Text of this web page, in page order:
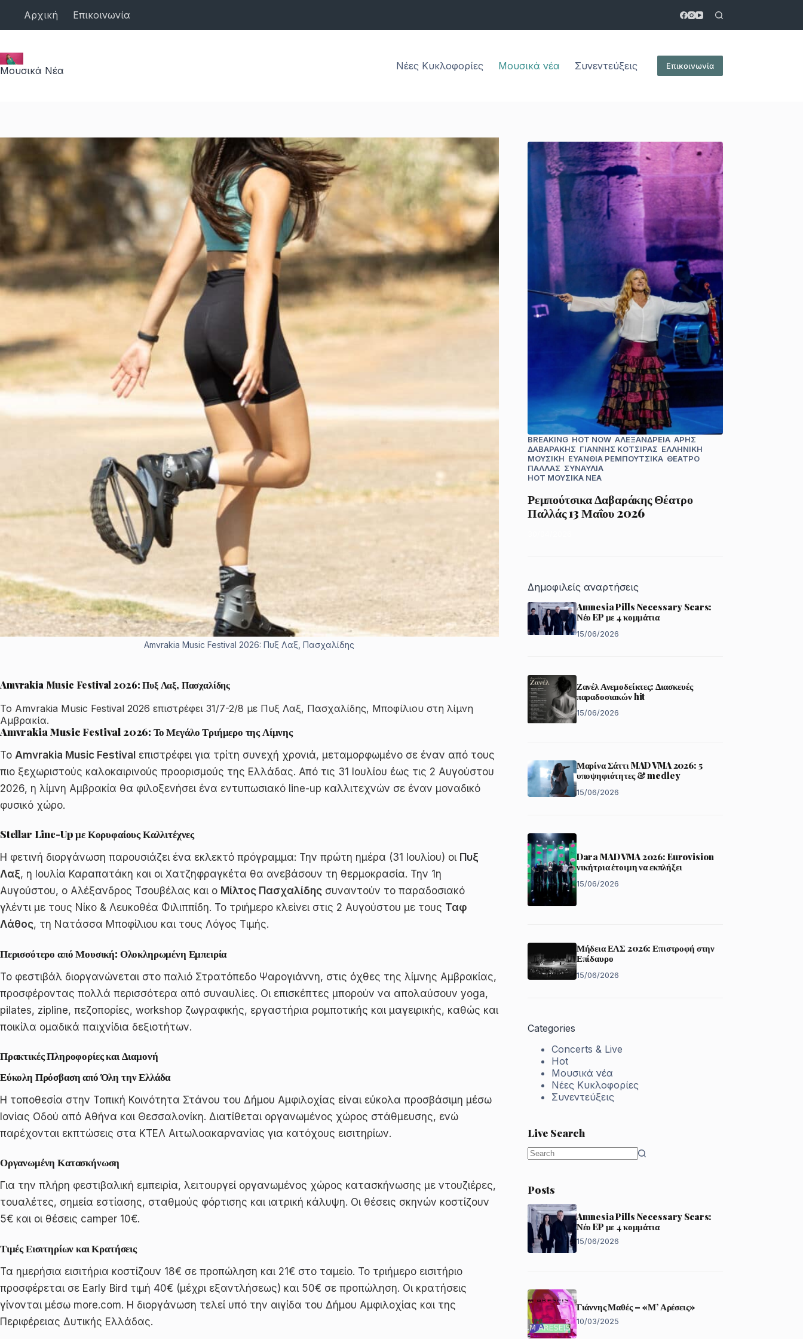
περιεχόμενο
Αρχική Επικοινωνία
Μουσικά Νέα Νέες Κυκλοφορίες Μουσικά νέα Συνεντεύξεις Επικοινωνία
Amvrakia Music Festival 2026: Πυξ Λαξ, Πασχαλίδης
Amvrakia Music Festival 2026: Πυξ Λαξ, Πασχαλίδης
Το Amvrakia Music Festival 2026 επιστρέφει 31/7-2/8 με Πυξ Λαξ, Πασχαλίδης, Μποφίλιου στη λίμνη
Αμβρακία.
Amvrakia Music Festival 2026: Το Μεγάλο Τριήμερο της Λίμνης
Το Amvrakia Music Festival επιστρέφει για τρίτη συνεχή χρονιά, μεταμορφωμένο σε έναν από τους
πιο ξεχωριστούς καλοκαιρινούς προορισμούς της Ελλάδας. Από τις 31 Ιουλίου έως τις 2 Αυγούστου
2026, η λίμνη Αμβρακία θα φιλοξενήσει ένα εντυπωσιακό line-up καλλιτεχνών σε έναν μοναδικό
φυσικό χώρο.
Stellar Line-Up με Κορυφαίους Καλλιτέχνες
Η φετινή διοργάνωση παρουσιάζει ένα εκλεκτό πρόγραμμα: Την πρώτη ημέρα (31 Ιουλίου) οι Πυξ
Λαξ, η Ιουλία Καραπατάκη και οι Χατζηφραγκέτα θα ανεβάσουν τη θερμοκρασία. Την 1η
Αυγούστου, ο Αλέξανδρος Τσουβέλας και ο Μίλτος Πασχαλίδης συναντούν το παραδοσιακό
γλέντι με τους Νίκο & Λευκοθέα Φιλιππίδη. Το τριήμερο κλείνει στις 2 Αυγούστου με τους Ταφ
Λάθος, τη Νατάσσα Μποφίλιου και τους Λόγος Τιμής.
Περισσότερο από Μουσική: Ολοκληρωμένη Εμπειρία
Το φεστιβάλ διοργανώνεται στο παλιό Στρατόπεδο Ψαρογιάννη, στις όχθες της λίμνης Αμβρακίας,
προσφέροντας πολλά περισσότερα από συναυλίες. Οι επισκέπτες μπορούν να απολαύσουν yoga,
pilates, zipline, πεζοπορίες, workshop ζωγραφικής, εργαστήρια ρομποτικής και μαγειρικής, καθώς και
ποικίλα ομαδικά παιχνίδια δεξιοτήτων.
Πρακτικές Πληροφορίες και Διαμονή
Εύκολη Πρόσβαση από Όλη την Ελλάδα
Η τοποθεσία στην Τοπική Κοινότητα Στάνου του Δήμου Αμφιλοχίας είναι εύκολα προσβάσιμη μέσω
Ιονίας Οδού από Αθήνα και Θεσσαλονίκη. Διατίθεται οργανωμένος χώρος στάθμευσης, ενώ
παρέχονται εκπτώσεις στα ΚΤΕΛ Αιτωλοακαρνανίας για κατόχους εισιτηρίων.
Οργανωμένη Κατασκήνωση
Για την πλήρη φεστιβαλική εμπειρία, λειτουργεί οργανωμένος χώρος κατασκήνωσης με ντουζιέρες,
τουαλέτες, σημεία εστίασης, σταθμούς φόρτισης και ιατρική κάλυψη. Οι θέσεις σκηνών κοστίζουν
5€ και οι θέσεις camper 10€.
Τιμές Εισιτηρίων και Κρατήσεις
Τα ημερήσια εισιτήρια κοστίζουν 18€ σε προπώληση και 21€ στο ταμείο. Το τριήμερο εισιτήριο
προσφέρεται σε Early Bird τιμή 40€ (μέχρι εξαντλήσεως) και 50€ σε προπώληση. Οι κρατήσεις
γίνονται μέσω more.com. Η διοργάνωση τελεί υπό την αιγίδα του Δήμου Αμφιλοχίας και της
Περιφέρειας Δυτικής Ελλάδας.
BREAKING HOT NOW ΑΛΕΞΆΝΔΡΕΙΑ ΆΡΗΣ
ΔΑΒΑΡΆΚΗΣ ΓΙΆΝΝΗΣ ΚΌΤΣΙΡΑΣ ΕΛΛΗΝΙΚΉ
ΜΟΥΣΙΚΉ ΕΥΑΝΘΊΑ ΡΕΜΠΟΎΤΣΙΚΑ ΘΈΑΤΡΟ
ΠΑΛΛΆΣ ΣΥΝΑΥΛΊΑ
HOT ΜΟΥΣΙΚΆ ΝΈΑ
Ρεμπούτσικα Δαβαράκης Θέατρο
Παλλάς 13 Μαΐου 2026
Δημοφιλείς αναρτήσεις
Amnesia Pills Necessary Scars:
Νέο EP με 4 κομμάτια
15/06/2026
Ζανέλ Ανεμοδείκτες: Διασκευές
παραδοσιακών hit
15/06/2026
Μαρίνα Σάττι MAD VMA 2026: 5
υποψηφιότητες & medley
15/06/2026
Dara MAD VMA 2026: Eurovision
νικήτρια έτοιμη να εκπλήξει
15/06/2026
Μήδεια ΕΛΣ 2026: Επιστροφή στην
Επίδαυρο
15/06/2026
Categories
Concerts & Live
Hot
Μουσικά νέα
Νέες Κυκλοφορίες
Συνεντεύξεις
Live Search
Posts
Amnesia Pills Necessary Scars:
Νέο EP με 4 κομμάτια
15/06/2026
Γιάννης Μαθές – «Μ’ Αρέσεις»
10/03/2025